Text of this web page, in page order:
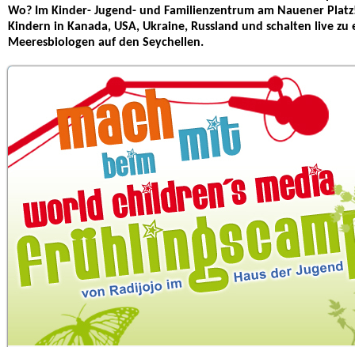
Wo? Im Kinder- Jugend- und Familienzentrum am Nauener
Kindern in Kanada, USA, Ukraine, Russland und schalten live
Meeresbiologen auf den Seychellen.